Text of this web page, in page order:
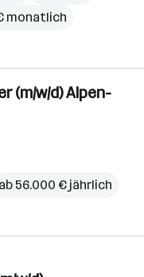
monatlich
(m/w/d) Alpen-
ab 56.000 € jährlich